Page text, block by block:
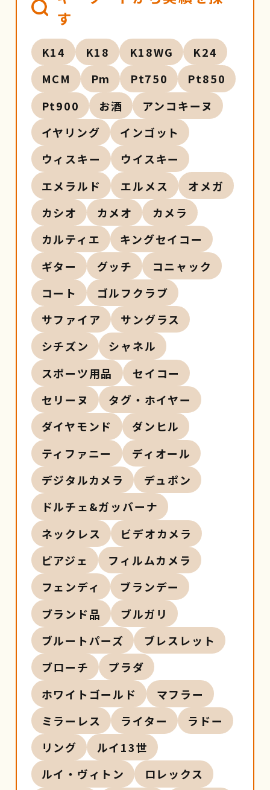
す
K14 K18 K18WG
K24
MCM
Pm Pt750
Pt850
Pt900
お酒
アンコキーヌ
イヤリング
インゴット
ウィスキー
ウイスキー
エメラルド
エルメス
オメガ
カシオ
カメオ
カメラ
カルティエ
キングセイコー
ギター
グッチ
コニャック
コート
ゴルフクラブ
サファイア
サングラス
シチズン
シャネル
スポーツ用品
セイコー
セリーヌ
タグ・ホイヤー
ダイヤモンド
ダンヒル
ティファニー
ディオール
デジタルカメラ
デュポン
ドルチェ&ガッバーナ
ネックレス
ビデオカメラ
ピアジェ
フィルムカメラ
フェンディ
ブランデー
ブランド品
ブルガリ
ブルートパーズ
ブレスレット
ブローチ
プラダ
ホワイトゴールド
マフラー
ミラーレス
ライター
ラドー
リング
ルイ13世
ルイ・ヴィトン
ロレックス